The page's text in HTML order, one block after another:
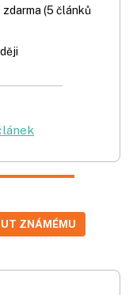
zdarma (5 článků
ZNÁMÉMU